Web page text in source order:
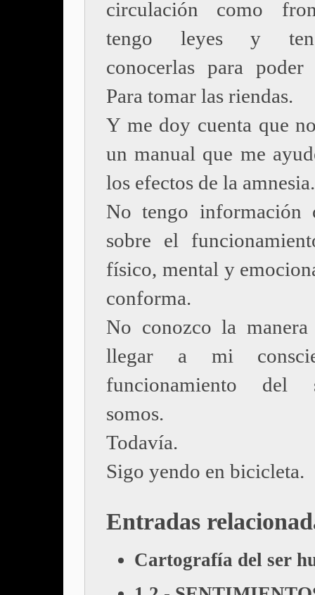
circulación como
tengo leyes y
conocerlas para poder
Para tomar las riendas.
Y me doy cuenta que
un manual que me
los efectos de la amnesia.
No tengo información
sobre el
físico, mental y
conforma.
No conozco la manera
llegar a mi
funcionamiento del
somos.
Todavía.
Sigo yendo en bicicleta.
Entradas
Cartografía del ser